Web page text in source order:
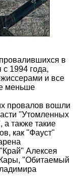
в
1994 года,
и все
меньше
провалов вошли
"Утомленных
также такие
как "Фауст"
Алексея
"Обитаемый